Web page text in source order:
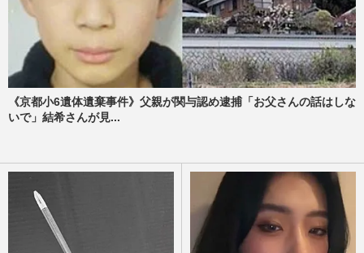
《京都小6遺体遺棄事件》父親が関与認め逮捕「お父さんの話はしな
いで」結希さんが見...